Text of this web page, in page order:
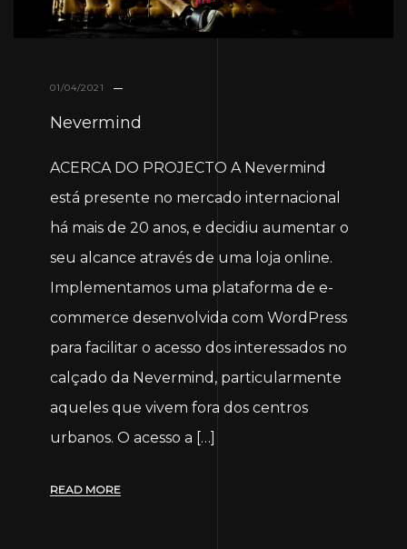
01/04/2021
Nevermind
ACERCA DO PROJECTO A Nevermind
está presente no mercado internacional
há mais de 20 anos, e decidiu aumentar o
seu alcance através de uma loja online.
Implementamos uma plataforma de e-
commerce desenvolvida com WordPress
para facilitar o acesso dos interessados no
calçado da Nevermind, particularmente
aqueles que vivem fora dos centros
urbanos. O acesso a […]
READ MORE